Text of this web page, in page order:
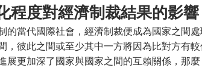
程度對經濟制裁結果的影
的當代國際社會，經濟制裁便成為國家之間
，彼此之間或至少其中一方將因為比對方有
展更加深了國家與國家之間的互賴關係，那